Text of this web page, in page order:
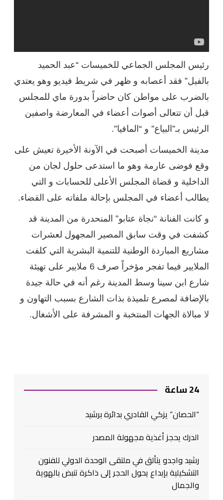
رئيس المجلس الجماعي للخميسات “عبد الحميد
بالفيل” فقد أعصابه و ظهر في شريط فيديو وهو يعتدي
بالضرب على مواطن كان حاضراً بدورة ماي للمجلس
قبل أن تتعالى أصوات أعضاء في المعارضة واصفين
الرئيس بـ”البياع” و “المافيا”.
مدينة الخميسات أصبحت في الآونة الأخيرة تعيش على
وقع فوضى عارمة وهو ما استدعى حلول لجان من
الداخلية و قضاة المجلس الأعلى للحسابات و التي
يطالب أعضاء في المجلس بإحالة ملفاته على القضاء.
و كانت الفنانة “نجاة عتابو” المنحدرة من المدينة قد
كشفت في وقت سابق المصير المجهول لعشرات
مشاريع المباردة الوطنية للتنمية البشرية التي كلفت
الملايير فيما تفجر مؤخراً صرف 6 ملايير على تهيئة
شارع ابن سينا وسط المدينة رغم أنه في حالة جيدة
بالإضافة لمصرع تلميذة بذات الشارع بسبب التهاون و
لا مبالاة الجهات المنتخبة و المشرفة على الأشغال.
24 ساعة
“الحصان” يزكي القادري بدائرة برشيد
الدرك يحجز أغذية مجهولة المصدر
رشيد واجدو يتألق في ملتقى الوحدة الدولي للفنون
التشكيلية بإبداع يحول الحجر إلى ذاكرة تنبض بالهوية
والجمال